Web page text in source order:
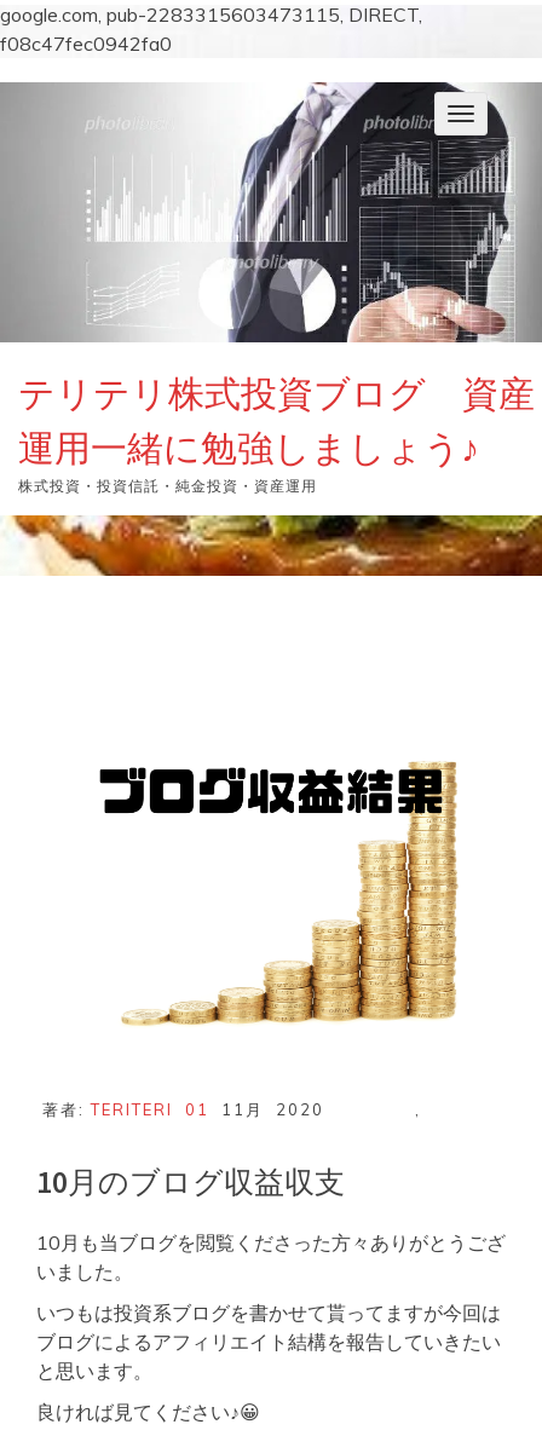
google.com, pub-2283315603473115, DIRECT,
f08c47fec0942fa0
ナ
ビ
ゲ
ー
シ
ョ
ン
を
切
り
替
テリテリ株式投資ブログ 資産
運用一緒に勉強しましょう♪
株式投資・投資信託・純金投資・資産運用
著者:TERITERI 01 11月 ,
2020
10月のブログ収益収支
10月も当ブログを閲覧くださった方々ありがとうござ
いました。
いつもは投資系ブログを書かせて貰ってますが今回は
ブログによるアフィリエイト結構を報告していきたい
と思います。
良ければ見てください♪😀